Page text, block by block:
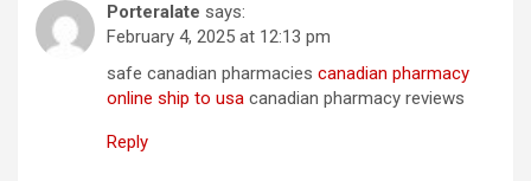
Porteralate says:
February 4, 2025 at 12:13 pm
safe canadian pharmacies canadian pharmacy
online ship to usa canadian pharmacy reviews
Reply